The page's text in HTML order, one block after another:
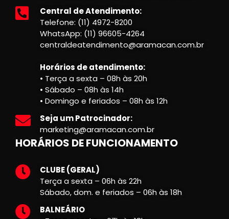
Central de Atendimento:
Telefone: (11) 4972-8200
WhatsApp: (11) 96605-4264
centraldeatendimento@aramacan.com.br
Horários de atendimento:
• Terça a sexta – 08h às 20h
• Sábado – 08h às 14h
• Domingo e feriados – 08h às 12h
Seja um Patrocinador:
marketing@aramacan.com.br
HORÁRIOS DE FUNCIONAMENTO
CLUBE (GERAL)
Terça a sexta – 06h às 22h
Sábado, dom. e feriados – 06h às 18h
BALNEÁRIO